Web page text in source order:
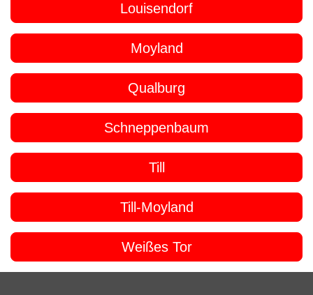
Louisendorf
Moyland
Qualburg
Schneppenbaum
Till
Till-Moyland
Weißes Tor